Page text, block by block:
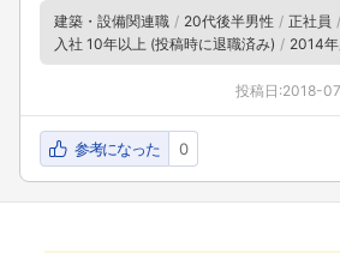
建築・設備関連職 20代後半男性 正社員
入社 10年以上 (投稿時に退職済み)
2014
投稿日:2018-
参考になった 0